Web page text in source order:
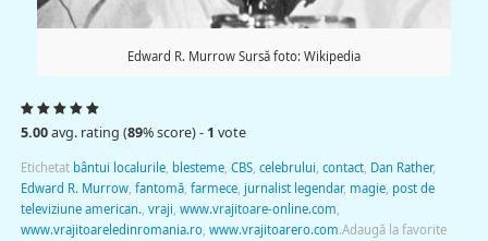
Edward R. Murrow Sursă foto: Wikipedia
5.00avg. rating (89% score) - 1 vote
Etichetat bântui localurile, blesteme, CBS, celebrului, contact, Dan Rather,
Edward R. Murrow, fantomă, farmece, jurnalist legendar, magie, post de
televiziune american., vraji, www.vrajitoare-online.com,
www.vrajitoareledinromania.ro, www.vrajitoarero.com.Adaugă la favorite